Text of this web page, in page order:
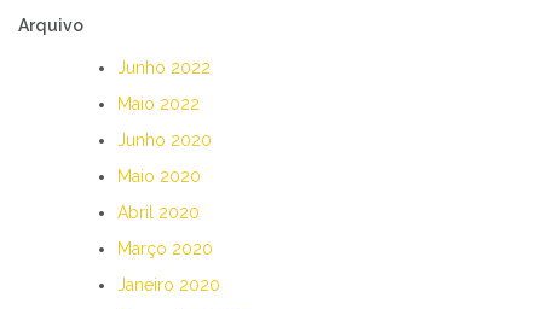
Arquivo
Junho 2022
Maio 2022
Junho 2020
Maio 2020
Abril 2020
Março 2020
Janeiro 2020